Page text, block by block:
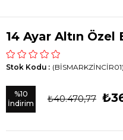
14 Ayar Altın
(BİSMARKZİNCİR01)
Stok Kodu
%10
İndirim
₺40.470,77